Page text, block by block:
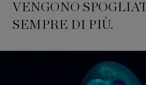
VENGONO
SEMPRE DI PIÙ.